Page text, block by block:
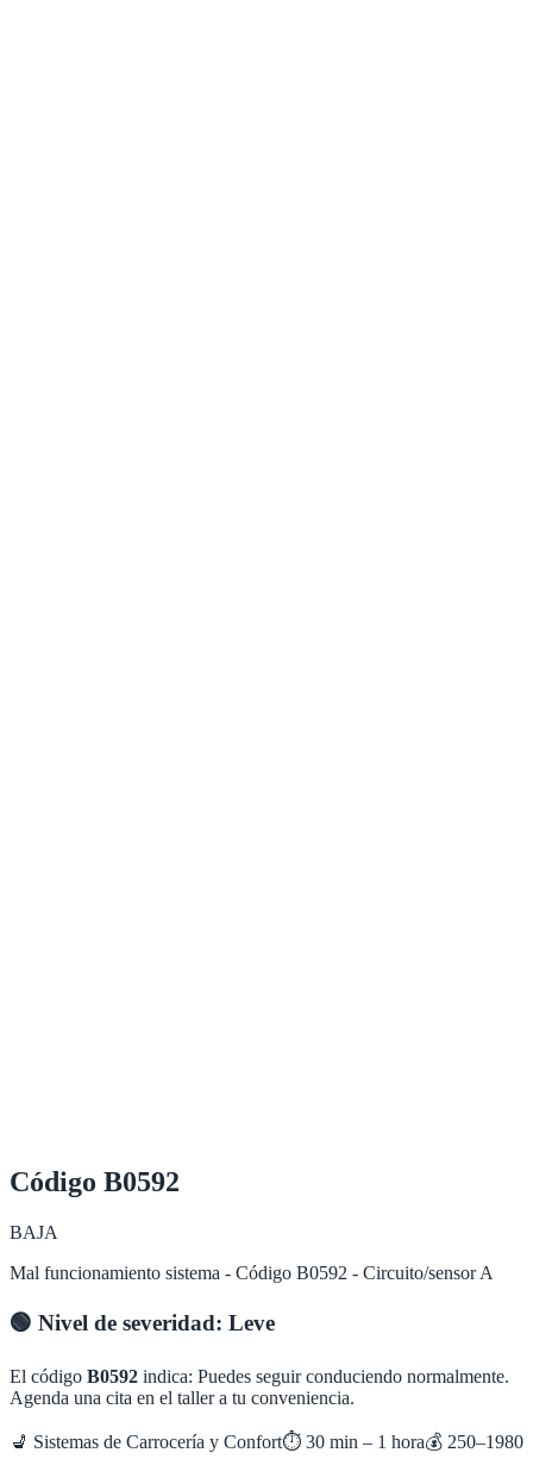
Código B0592
BAJA
Mal funcionamiento sistema - Código B0592 - Circuito/sensor A
🟢 Nivel de severidad: Leve
El código B0592 indica: Puedes seguir conduciendo normalmente.
Agenda una cita en el taller a tu conveniencia.
💺 Sistemas de Carrocería y Confort⏱ 30 min – 1 hora💰 250–1980